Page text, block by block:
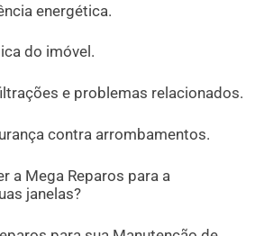
energética.
do imóvel.
e problemas relacionados.
contra arrombamentos.
a Mega Reparos para a
janelas?